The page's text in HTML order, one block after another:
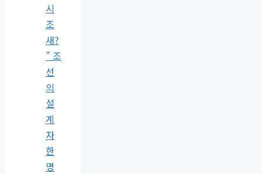
시
조
새?
” 조
선
의
설
계
자
한
명